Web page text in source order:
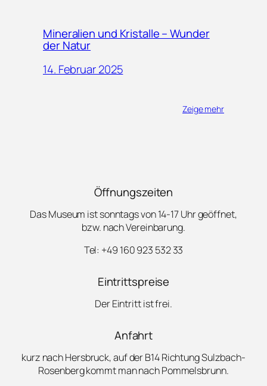
Mineralien und Kristalle – Wunder
der Natur
14. Februar 2025
Zeige mehr
Öffnungszeiten
Das Museum ist sonntags von 14-17 Uhr geöffnet,
bzw. nach Vereinbarung.
Tel: +49 160 923 532 33
Eintrittspreise
Der Eintritt ist frei.
Anfahrt
kurz nach Hersbruck, auf der B14 Richtung Sulzbach-
Rosenberg kommt man nach Pommelsbrunn.